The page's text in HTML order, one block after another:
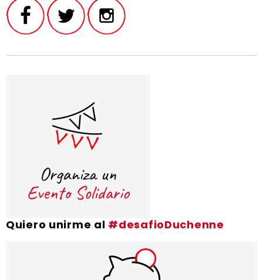
Quiero unirme al #desafioDuchenne